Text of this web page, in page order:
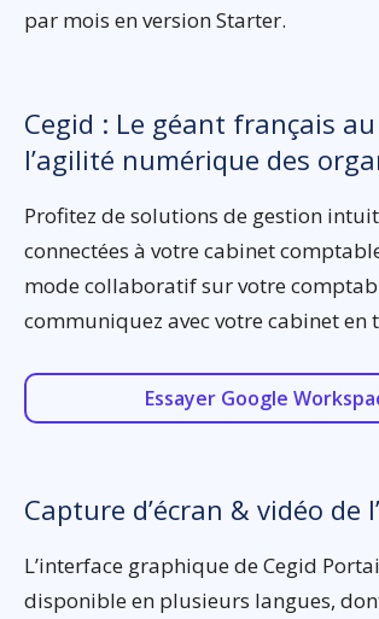
par mois en version Starter.
Cegid : Le géant français
l’agilité numérique des
Profitez de solutions de gestion
connectées à votre cabinet
mode collaboratif sur votre
communiquez avec votre cabinet en
Essayer Google
Capture d’écran & vidéo de
L’interface graphique de Cegid
disponible en plusieurs langues,